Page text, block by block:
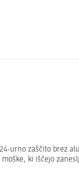
24-urno zaščito
ki iščejo